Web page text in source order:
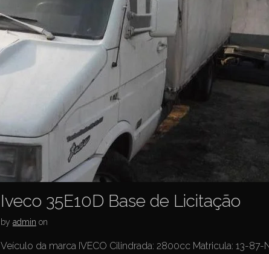
Iveco 35E10D Base de Licitação
by admin on
Veículo da marca IVECO Cilindrada: 2800cc Matricula: 13-87-